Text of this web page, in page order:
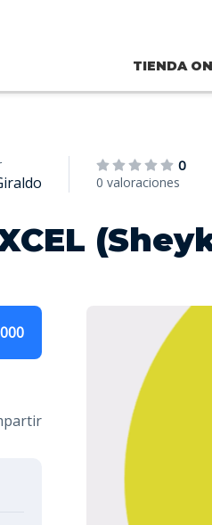
TIENDA
0
0 valoraciones